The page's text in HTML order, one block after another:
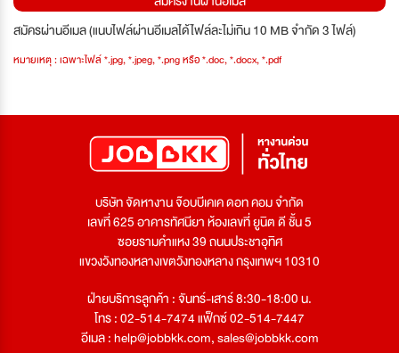
สมัครผ่านอีเมล (แนบไฟล์ผ่านอีเมลได้ไฟล์ละไม่เกิน 10 MB จำกัด 3 ไฟล์)
หมายเหตุ : เฉพาะไฟล์ *.jpg, *.jpeg, *.png หรือ *.doc, *.docx, *.pdf
บริษัท จัดหางาน จ๊อบบีเคเค ดอท คอม จำกัด
เลขที่ 625 อาคารทัศนียา ห้องเลขที่ ยูนิต ดี ชั้น 5
ซอยรามคำแหง 39 ถนนประชาอุทิศ
แขวงวังทองหลางเขตวังทองหลาง กรุงเทพฯ 10310
ฝ่ายบริการลูกค้า : จันทร์-เสาร์ 8:30-18:00 น.
โทร : 02-514-7474 แฟ็กซ์ 02-514-7447
อีเมล :help@jobbkk.com,sales@jobbkk.com